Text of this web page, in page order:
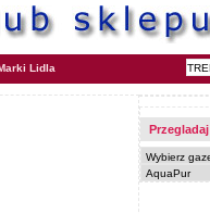
Lidla
Przegladaj